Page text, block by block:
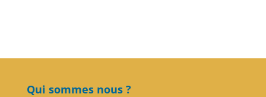
Qui sommes nous ?